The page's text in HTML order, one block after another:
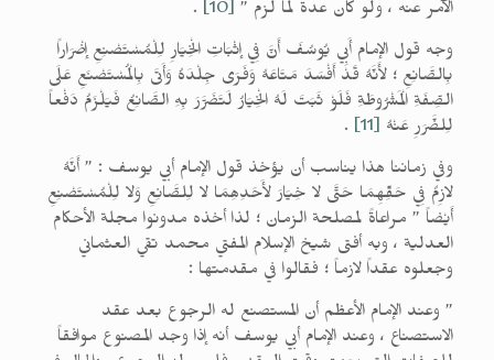
الآمر عنه ، ولو كان عدة لَما لزم ” [10]
.
وجه قول الإمام أَبِي يُوسُفَ أَنَّ فِي إثْبَاتِ الْخِيَارِ لِلْمُسْتَصْنِعِ إضْرَاراً
بِالصَّانِعِ ؛ لأَنَّهُ قَدْ أَفْسَدَ مَتَاعَهُ وَفَرَى جِلْدَهُ وَأَتَى بِالْمُسْتَصْنَعِ عَلَى
الصِّفَةِ الْمَشْرُوطَةِ فَلَوْ ثَبَتَ لَهُ الْخِيَارُ لَتَضَرَّرَ بِهِ الصَّانِعُ فَيَلْزَمُ دَفْعاً
لِلضَّرَرِ عَنْهُ [11]
.
وفي زماننا هذا يناسب أن يؤخذ قول الإمام أبي يوسف : ” أَنَّهُ
لازِمٌ فِي حَقِّهِمَا حَتَّى لا خِيَارَ لأَحَدِهِمَا لا لِلصَّانِعِ وَلا لِلْمُسْتَصْنِعِ
أَيْضاً ” مراعاةً لمصلحة الزمان ؛ لذا أخذه مدونوا مجلة الأحكام
العدلية ، وبه أفتى شيخ الإسلام المفتي محمد تقي العثماني
وجعلوه عقداً لازماً ؛ فقالوا في مقدمتها :
” وعند الإمام الأعظم أن المستصنع له الرجوع بعد عقد
الاستصناع ، وعند الإمام أبي يوسف أنه إذا وجد المصنوع موافقاً